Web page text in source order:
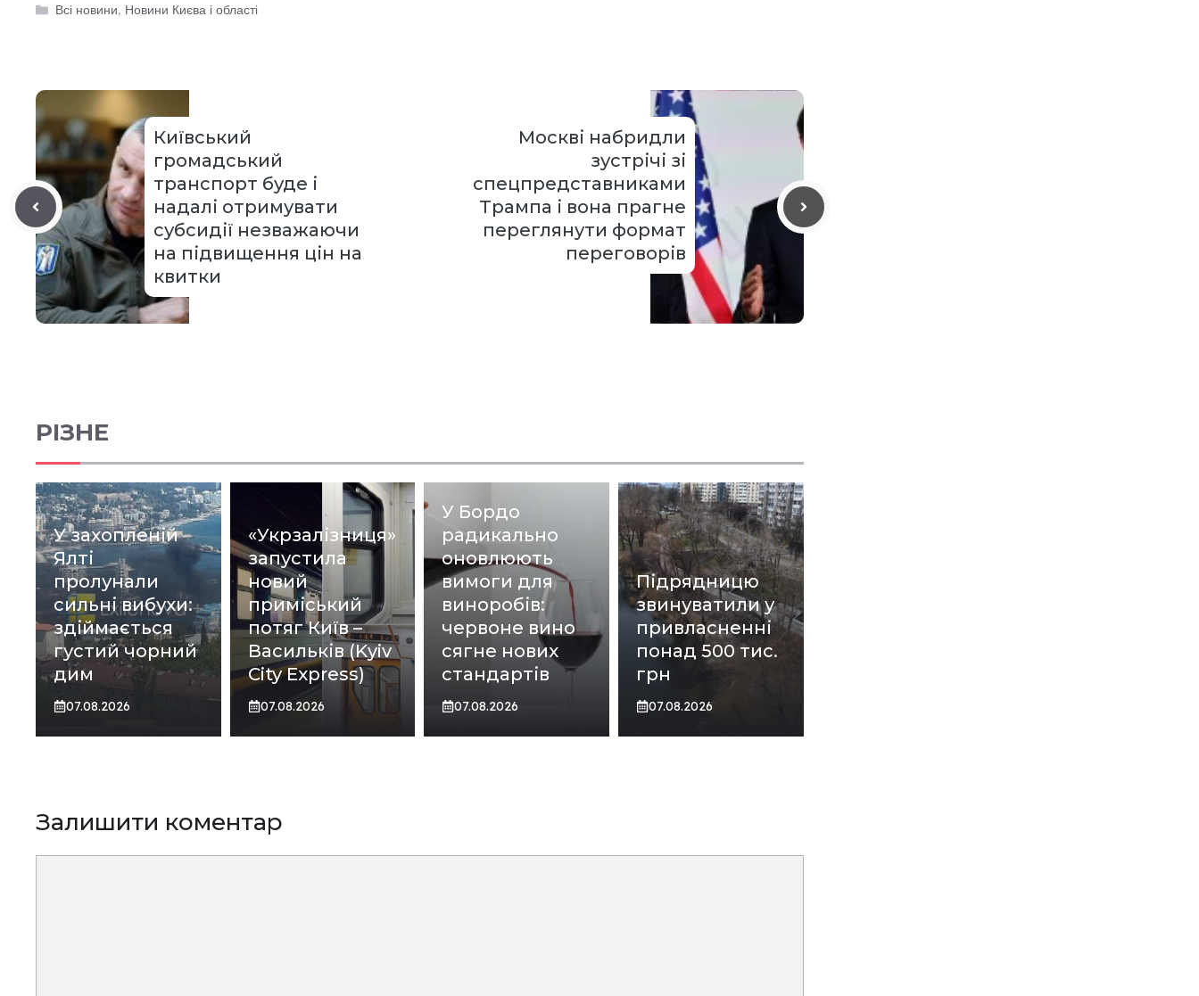
Категорії
Всі новини, Новини Києва і області
Київський
громадський
транспорт буде і
надалі отримувати
субсидії незважаючи
на підвищення цін на
квитки
Москві набридли
зустрічі зі
спецпредставниками
Трампа і вона прагне
переглянути формат
переговорів
РІЗНЕ
У захопленій
Ялті
пролунали
сильні вибухи:
здіймається
густий чорний
дим
07.08.2026
«Укрзалізниця»
запустила
новий
приміський
потяг Київ –
Васильків (Kyiv
City Express)
07.08.2026
У Бордо
радикально
оновлюють
вимоги для
виноробів:
червоне вино
сягне нових
стандартів
07.08.2026
Підрядницю
звинуватили у
привласненні
понад 500 тис.
грн
07.08.2026
Залишити коментар